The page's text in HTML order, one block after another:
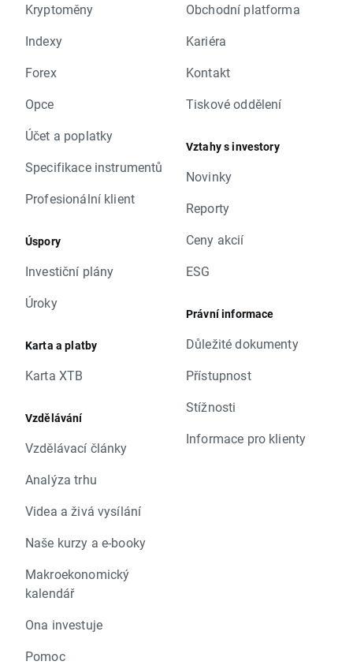
Kryptoměny
Indexy
Forex
Opce
Účet a poplatky
Specifikace instrumentů
Profesionální klient
Úspory
Investiční plány
Úroky
Karta a platby
Karta XTB
Vzdělávání
Vzdělávací články
Analýza trhu
Videa a živá vysílání
Naše kurzy a e-booky
Makroekonomický
kalendář
Ona investuje
Pomoc
Obchodní platforma
Kariéra
Kontakt
Tiskové oddělení
Vztahy s investory
Novinky
Reporty
Ceny akcií
ESG
Právní informace
Důležité dokumenty
Přístupnost
Stížnosti
Informace pro klienty